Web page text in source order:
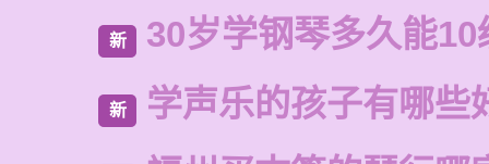
新 30岁学钢琴多久能10
新 学声乐的孩子有哪些